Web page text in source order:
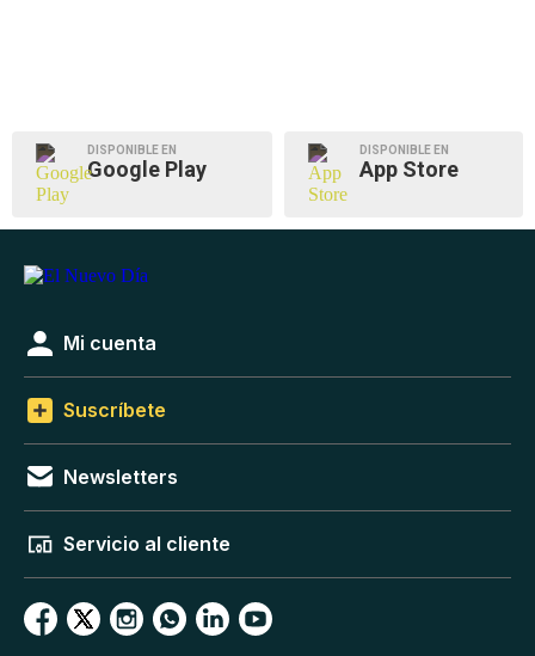
DISPONIBLE EN
Google Play
DISPONIBLE EN
App Store
Mi cuenta
Suscríbete
Newsletters
Servicio al cliente